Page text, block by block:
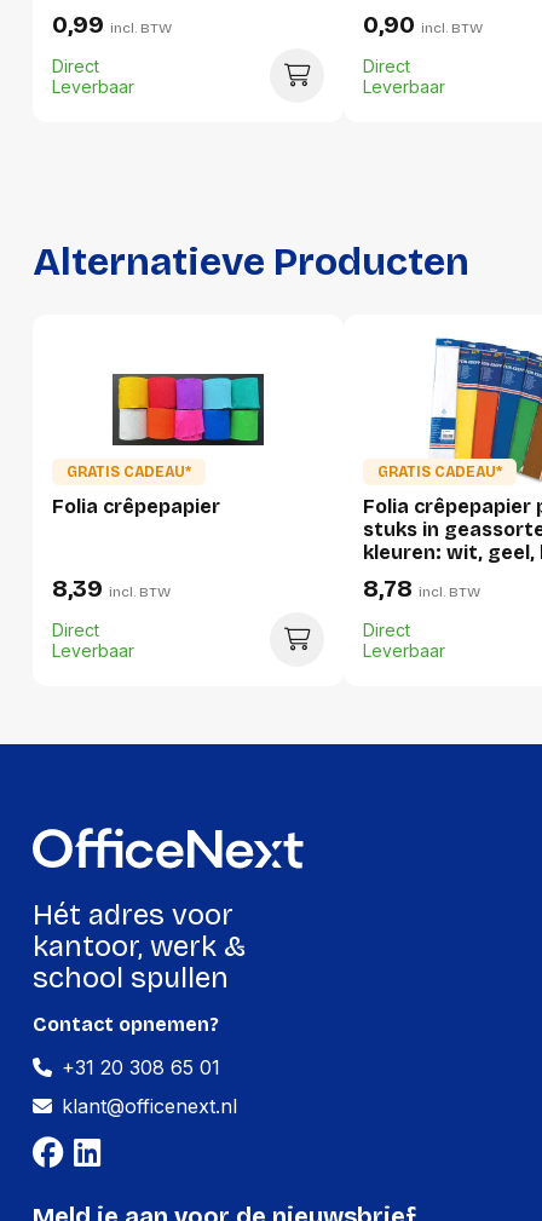
Breedte:
114 millimeter
Hoogte:
10 millimeter
Hoogte:
129 millimeter
Lengte:
520 millimeter
Gewicht:
Hoeveelheid:
Breedte:
Hoogte:
Gewicht:
-
0,99 incl. BTW
Direct
Leverbaar
0,90 incl. BTW
Direct
Leverbaar
Alternatieve Producten
GRATIS CADEAU*
Folia crêpepapier
8,39 incl. BTW
Direct
Leverbaar
GRATIS CADEAU*
Folia crêpepapier
stuks in
kleuren: wit, geel,
oranje,
8,78 incl. BTW
Direct
Leverbaar
Hét adres voor
kantoor, werk &
school spullen
Contact opnemen?
+31 20 308 65 01
klant@officenext.nl